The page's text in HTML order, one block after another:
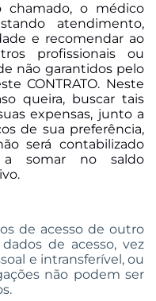
chamado, o médico
atendimento,
e recomendar ao
profissionais ou
não garantidos pelo
CONTRATO. Neste
queira, buscar tais
expensas, junto a
de sua preferência,
será contabilizado
a somar no saldo
de acesso de outro
de acesso, vez
e intransferível, ou
não podem ser